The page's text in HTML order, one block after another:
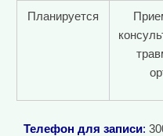
Планируется
Телефон для записи: